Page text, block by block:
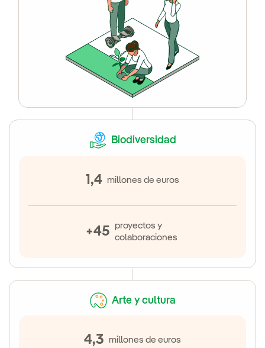
Biodiversidad
1,4 millones de euros
+45
proyectos y
colaboraciones
Arte y cultura
4,3 millones de euros